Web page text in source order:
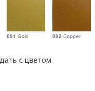
с цветом